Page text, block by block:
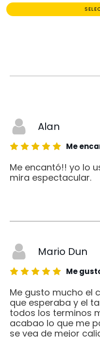
Alan
Me
Me encantó!! yo lo
mira espectacular.
Mario Dun
Me
Me gusto mucho el
que esperaba y el
todos los terminos
acabao lo que me
se vea de mejor